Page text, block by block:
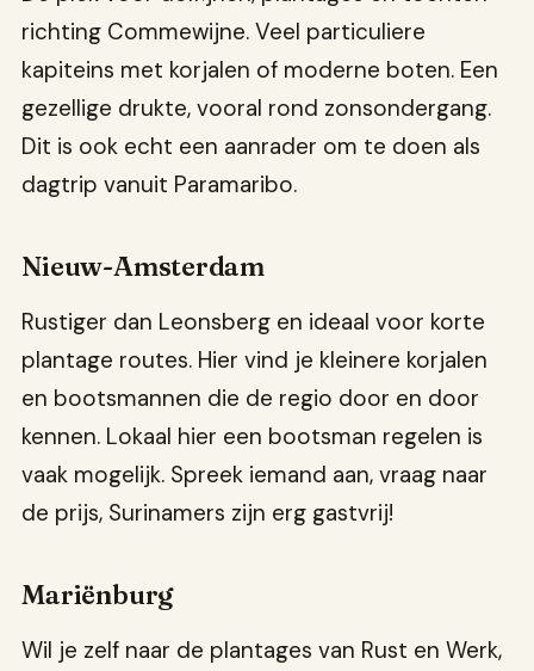
richting Commewijne. Veel particuliere
kapiteins met korjalen of moderne boten. Een
gezellige drukte, vooral rond zonsondergang.
Dit is ook echt een aanrader om te doen als
dagtrip vanuit Paramaribo.
Nieuw-Amsterdam
Rustiger dan Leonsberg en ideaal voor korte
plantage routes. Hier vind je kleinere korjalen
en bootsmannen die de regio door en door
kennen. Lokaal hier een bootsman regelen is
vaak mogelijk. Spreek iemand aan, vraag naar
de prijs, Surinamers zijn erg gastvrij!
Mariënburg
Wil je zelf naar de plantages van Rust en Werk,